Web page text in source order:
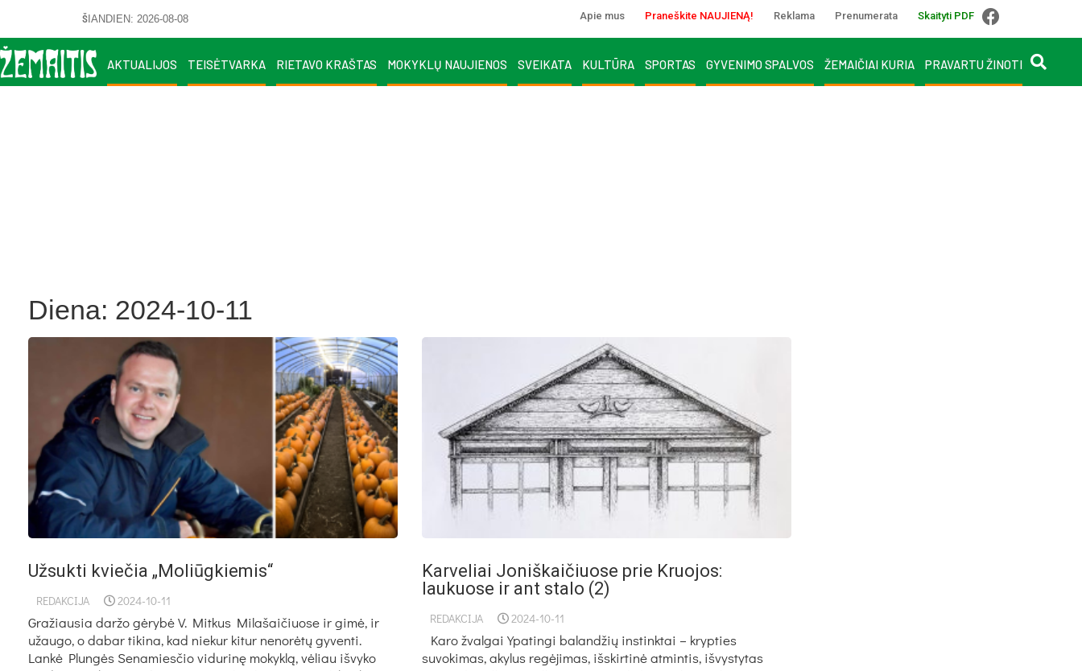
ŠIANDIEN: 2026-08-08 Apie mus Praneškite NAUJIENĄ! Reklama Prenumerata Skaityti PDF
AKTUALIJOS TEISĖTVARKA RIETAVO KRAŠTAS MOKYKLŲ NAUJIENOS SVEIKATA KULTŪRA SPORTAS GYVENIMO SPALVOS ŽEMAIČIAI KURIA PRAVARTU ŽINOTI
Diena: 2024-10-11
Užsukti kviečia „Moliūgkiemis“
REDAKCIJA 2024-10-11
Gražiausia daržo gėrybė V. Mitkus Milašaičiuose ir gimė, ir
užaugo, o dabar tikina, kad niekur kitur nenorėtų gyventi.
Lankė Plungės Senamiesčio vidurinę mokyklą, vėliau išvyko
Karveliai Joniškaičiuose prie Kruojos:
laukuose ir ant stalo (2)
REDAKCIJA 2024-10-11
Karo žvalgai Ypatingi balandžių instinktai – krypties
suvokimas, akylus regėjimas, išskirtinė atmintis, išvystytas